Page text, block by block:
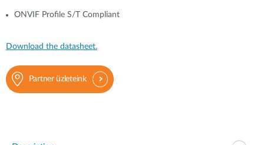
ONVIF Profile S/T Compliant
Download the datasheet.
Partner üzleteink